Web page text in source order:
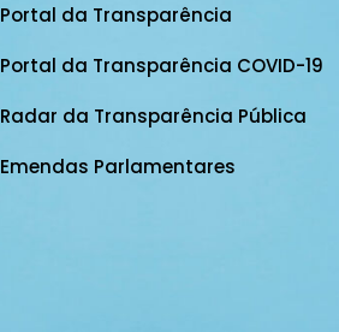
Portal da Transparência
Portal da Transparência COVID-19
Radar da Transparência Pública
Emendas Parlamentares